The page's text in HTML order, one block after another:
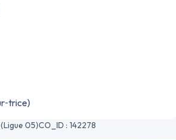
05)CO_ID : 142278